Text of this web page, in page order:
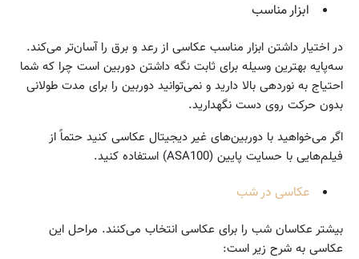
ابزار مناسب
در اختیار داشتن ابزار مناسب عکاسی از رعد و برق را آسان‌تر می‌کند.
سه‌پایه بهترین وسیله برای ثابت نگه داشتن دوربین است چرا که شما
احتیاج به نوردهی بالا دارید و نمی‌توانید دوربین را برای مدت طولانی
بدون حرکت روی دست نگهدارید.
اگر می‌خواهید با دوربین‌های غیر دیجیتال عکاسی کنید حتماً از
فیلم‌هایی با حسایت پایین (ASA100) استفاده کنید.
عکاسی در شب
بیشتر عکاسان شب را برای عکاسی انتخاب می‌کنند. مراحل این
عکاسی به شرح زیر است: